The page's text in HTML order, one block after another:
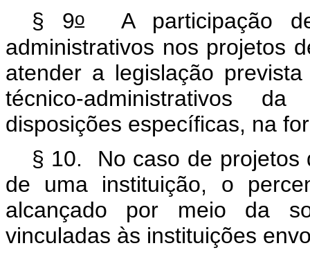
§ 9o
A participação
administrativos nos projetos
atender a legislação
técnico-administrativos
disposições específicas, na
§ 10. No caso de projetos
de uma instituição, o
alcançado por meio da
vinculadas às instituições